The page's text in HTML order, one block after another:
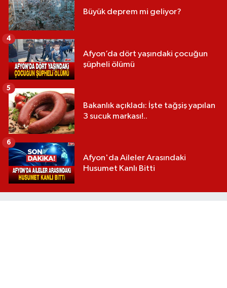
Büyük deprem mi geliyor?
Afyon’da dört yaşındaki çocuğun
şüpheli ölümü
4
Bakanlık açıkladı: İşte tağşiş yapılan
3 sucuk markası!..
5
Afyon'da Aileler Arasındaki
Husumet Kanlı Bitti
6